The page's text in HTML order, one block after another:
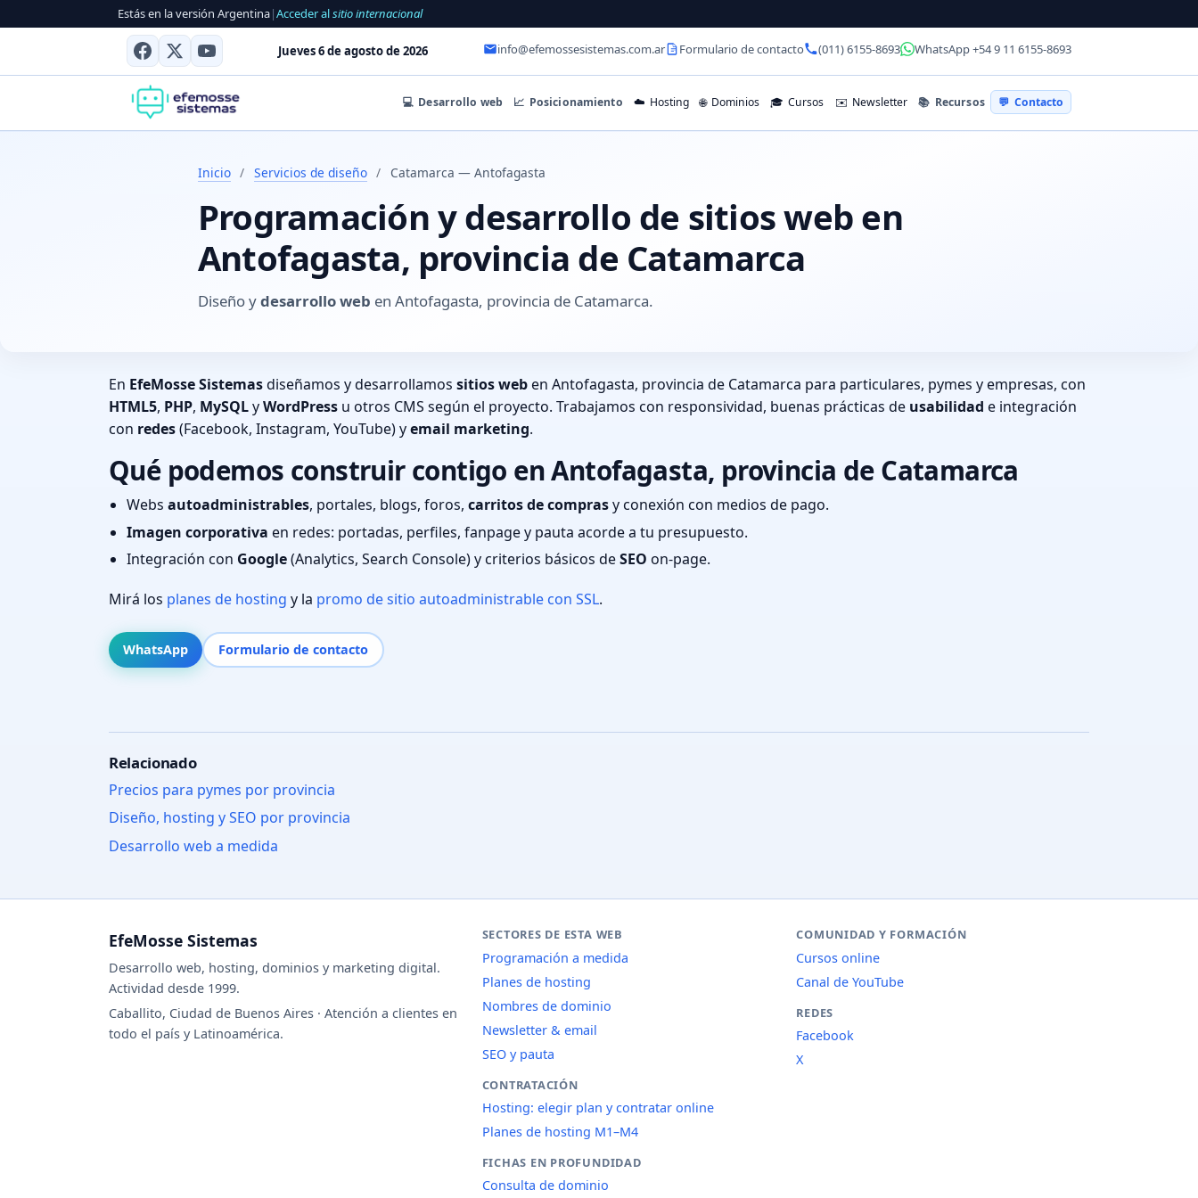
Estás en la versión Argentina|Acceder alsitio internacional
Jueves 6 de agosto de 2026 info@efemossesistemas.com.ar Formulario de contacto (011) 6155-8693 WhatsApp +54 9 11 6155-8693
💻 Desarrollo web 📈 Posicionamiento ☁️ Hosting 🌐 Dominios 🎓 Cursos ✉️ Newsletter 📚 Recursos 💬 Contacto
Inicio / Servicios de diseño / Catamarca — Antofagasta
Programación y desarrollo de sitios web en
Antofagasta, provincia de Catamarca
Diseño ydesarrollo web en Antofagasta, provincia de Catamarca.
En EfeMosse Sistemasdiseñamos y desarrollamos sitios weben Antofagasta, provincia de Catamarca para particulares, pymes y empresas, con
HTML5, PHP, MySQLyWordPress u otros CMS según el proyecto. Trabajamos con responsividad, buenas prácticas de usabilidad e integración
con redes(Facebook, Instagram, YouTube) yemail marketing.
Qué podemos construir contigo en Antofagasta, provincia de Catamarca
Webs autoadministrables, portales, blogs, foros, carritos de comprasy conexión con medios de pago.
Imagen corporativa en redes: portadas, perfiles, fanpage y pauta acorde a tu presupuesto.
Integración con Google(Analytics, Search Console) y criterios básicos deSEO on-page.
Mirá los planes de hosting y la promo de sitio autoadministrable con SSL.
WhatsApp Formulario de contacto
Relacionado
Precios para pymes por provincia
Diseño, hosting y SEO por provincia
Desarrollo web a medida
EfeMosse Sistemas
Desarrollo web, hosting, dominios y marketing digital.
Actividad desde 1999.
Caballito, Ciudad de Buenos Aires · Atención a clientes en
todo el país y Latinoamérica.
SECTORES DE ESTA WEB
Programación a medida
Planes de hosting
Nombres de dominio
Newsletter & email
SEO y pauta
CONTRATACIÓN
Hosting: elegir plan y contratar online
Planes de hosting M1–M4
FICHAS EN PROFUNDIDAD
Consulta de dominio
COMUNIDAD Y FORMACIÓN
Cursos online
Canal de YouTube
REDES
Facebook
X